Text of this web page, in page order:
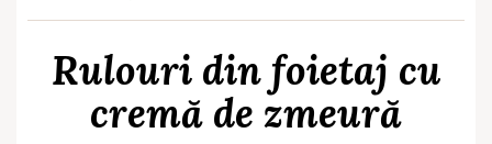
Rulouri din foietaj cu
cremă de zmeură